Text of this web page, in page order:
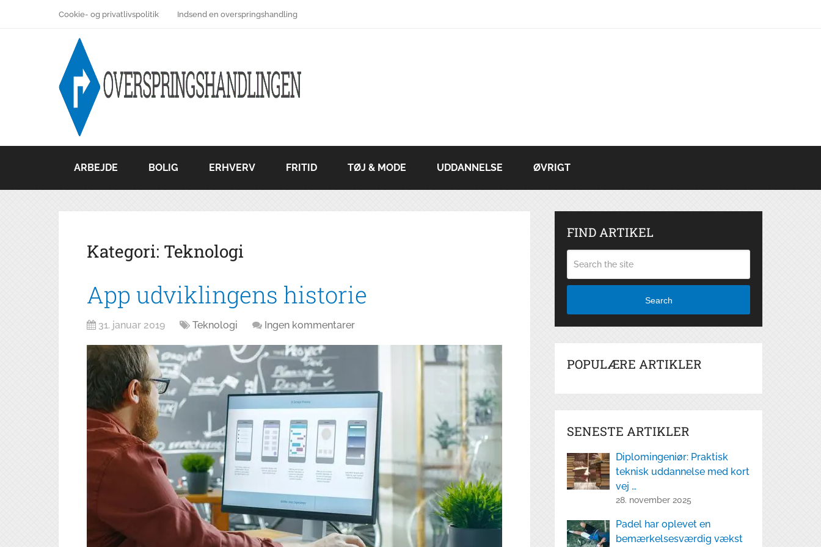
Cookie- og privatlivspolitik Indsend en overspringshandling
ARBEJDE BOLIG ERHVERV FRITID TØJ & MODE UDDANNELSE ØVRIGT
Kategori: Teknologi
App udviklingens historie
31. januar 2019 Teknologi Ingen kommentarer
FIND ARTIKEL
Search
POPULÆRE ARTIKLER
SENESTE ARTIKLER
Diplomingeniør: Praktisk
teknisk uddannelse med kort
vej …
28. november 2025
Padel har oplevet en
bemærkelsesværdig vækst